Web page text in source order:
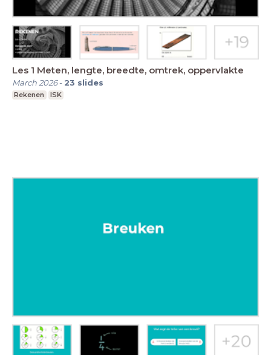
Les 1 Meten, lengte, breedte, omtrek, oppervlakte
March 2026- 23 slides
Rekenen ISK